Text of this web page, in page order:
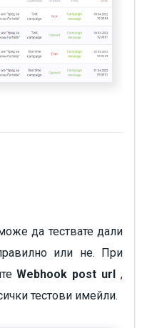
да тествате дали
или не. При
Webhook post url,
тестови имейли.